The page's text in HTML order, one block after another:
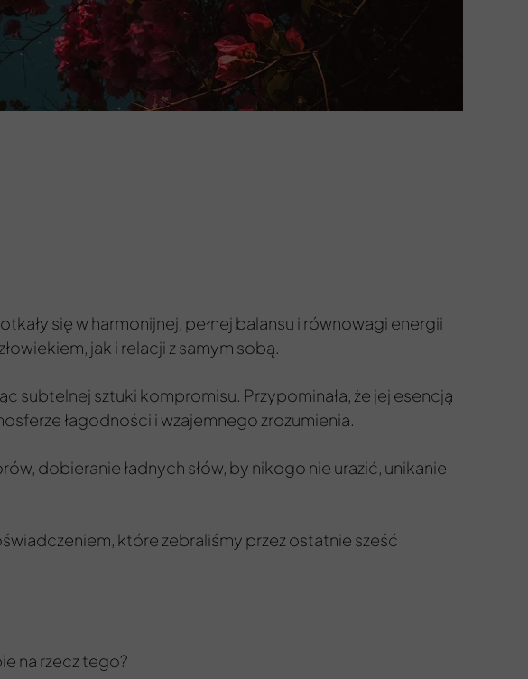
się w harmonijnej, pełnej balansu i równowagi energii
jak i relacji z samym sobą.
subtelnej sztuki kompromisu. Przypominała, że jej esencją
łagodności i wzajemnego zrozumienia.
dobieranie ładnych słów, by nikogo nie urazić, unikanie
które zebraliśmy przez ostatnie sześć
na rzecz tego?